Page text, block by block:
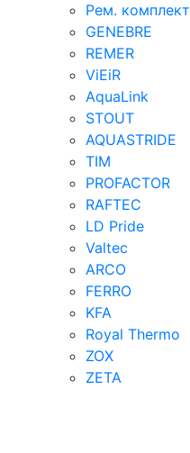
Рем. комплект
GENEBRE
REMER
ViEiR
AquaLink
STOUT
AQUASTRIDE
TIM
PROFACTOR
RAFTEC
LD Pride
Valtec
ARCO
FERRO
KFA
Royal Thermo
ZOX
ZETA